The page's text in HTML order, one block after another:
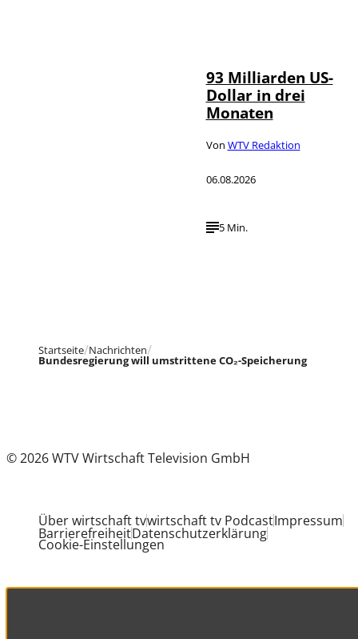
93 Milliarden US-
Dollar in drei
Monaten
Von WTV Redaktion
06.08.2026
5 Min.
Startseite Nachrichten
Bundesregierung will umstrittene CO₂-Speicherung
© 2026 WTV Wirtschaft Television GmbH
Über wirtschaft tvwirtschaft tv PodcastImpressum
BarrierefreiheitDatenschutzerklärung
Cookie-Einstellungen